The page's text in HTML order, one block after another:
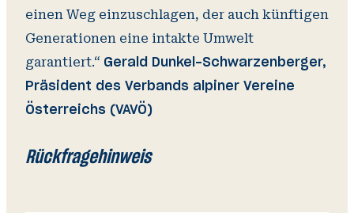
einen Weg einzuschlagen, der auch künftigen
Generationen eine intakte Umwelt
garantiert.“ Gerald Dunkel-Schwarzenberger,
Präsident des Verbands alpiner Vereine
Österreichs (VAVÖ)
Rückfragehinweis